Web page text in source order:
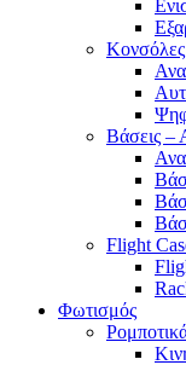
Βάσεις –
Flight
Φωτισμός